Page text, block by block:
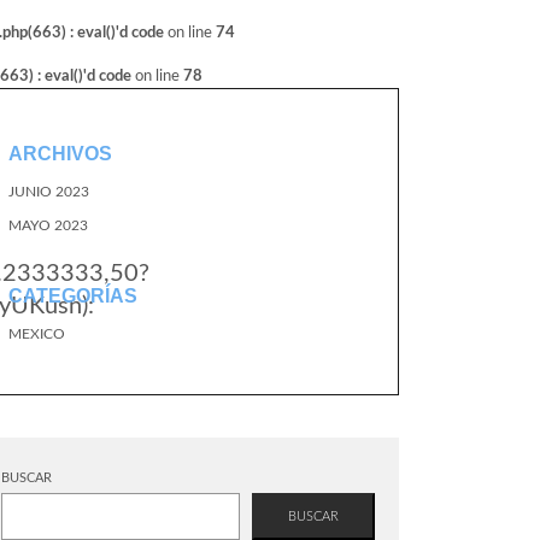
: eval()'d code on line 74
: eval()'d code on line 78
ARCHIVOS
JUNIO 2023
MAYO 2023
CATEGORÍAS
MEXICO
BUSCAR
BUSCAR